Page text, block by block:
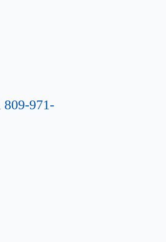
809-971-